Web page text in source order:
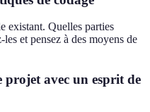
existant. Quelles parties
et pensez à des moyens de
projet avec un esprit de